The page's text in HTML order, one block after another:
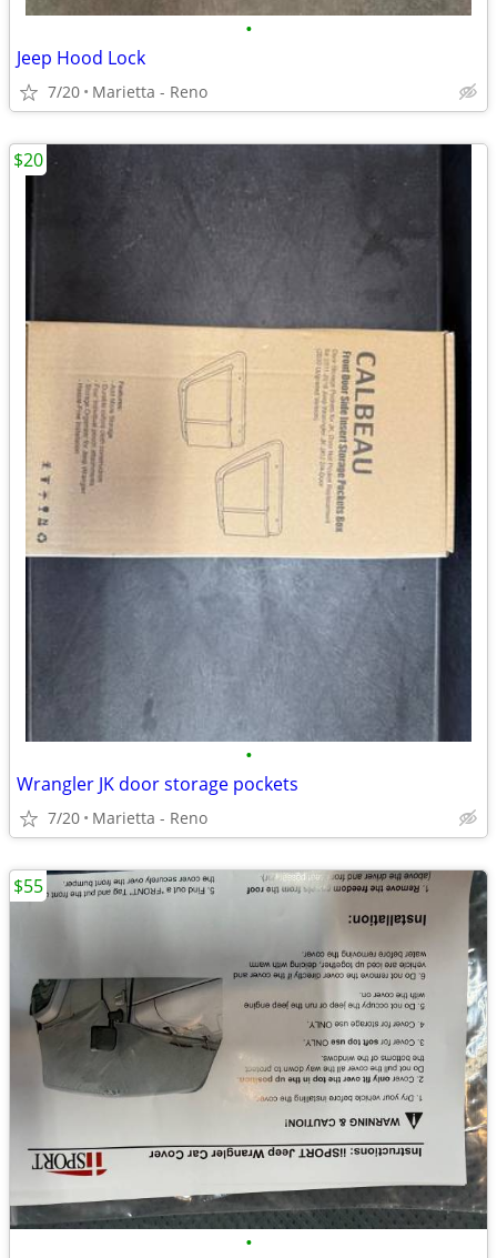
•
Jeep Hood Lock
7/20 Marietta - Reno
•
Wrangler JK door storage pockets
7/20 Marietta - Reno
$20
•
$55